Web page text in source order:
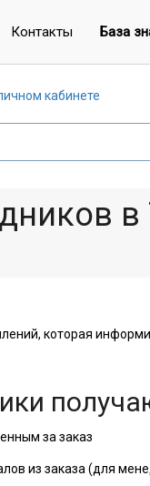
Контакты База
кабинете
в
которая
за заказ
из заказа (для